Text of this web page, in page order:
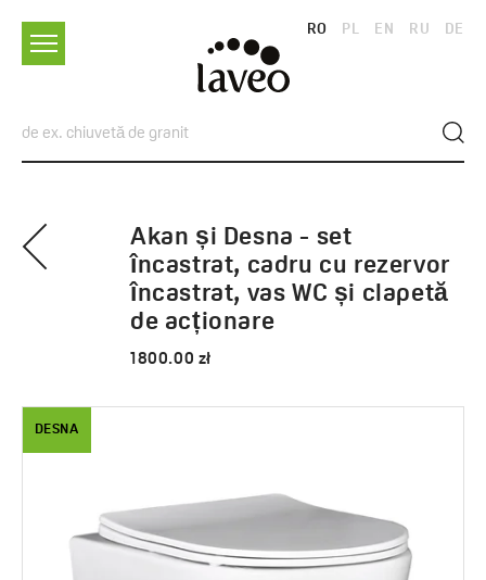
RO PL EN RU DE
Akan și Desna - set
încastrat, cadru cu rezervor
încastrat, vas WC și clapetă
de acționare
1800.00 zł
DESNA